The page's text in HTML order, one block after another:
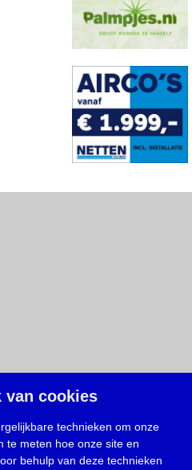
van cookies
technieken om onze
te meten hoe onze site en
behulp van deze technieken